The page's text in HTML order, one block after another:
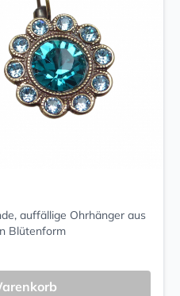
auffällige Ohrhänger aus
Blütenform